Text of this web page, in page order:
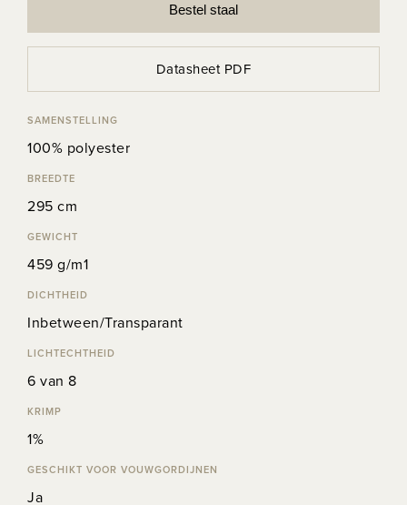
Bestel staal
Datasheet PDF
SAMENSTELLING
100% polyester
BREEDTE
295 cm
GEWICHT
459 g/m1
DICHTHEID
Inbetween/Transparant
LICHTECHTHEID
6 van 8
KRIMP
1%
GESCHIKT VOOR VOUWGORDIJNEN
Ja